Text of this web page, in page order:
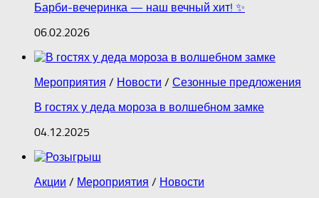
Барби‑вечеринка — наш вечный хит! ✨
06.02.2026
Мероприятия / Новости / Сезонные предложения
В гостях у деда мороза в волшебном замке
04.12.2025
Акции / Мероприятия / Новости